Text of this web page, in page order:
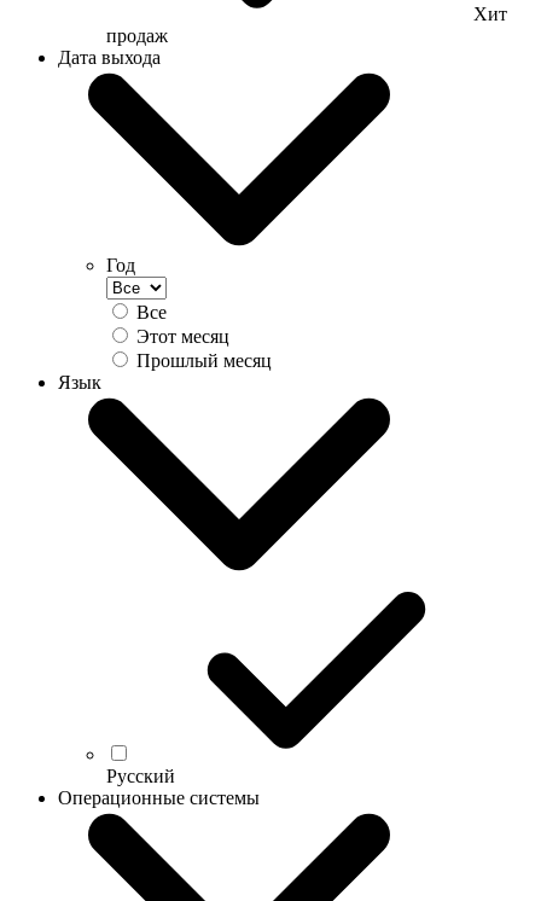
Хит
продаж
Дата выхода
Год
Все
Этот месяц
Прошлый месяц
Язык
Русский
Операционные системы